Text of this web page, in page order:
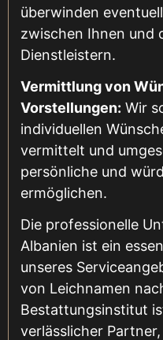
überwinden
zwischen Ihnen und
Dienstleistern.
Vermittlung von
Vorstellungen: Wir
individuellen
vermittelt und
persönliche und
ermöglichen.
Die professionelle
Albanien ist ein
unseres
von Leichnamen
Bestattungsinstitut
verlässlicher